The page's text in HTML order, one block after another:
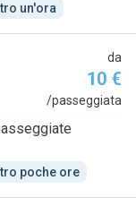
un'ora
da
10 €
/passeggiata
poche ore